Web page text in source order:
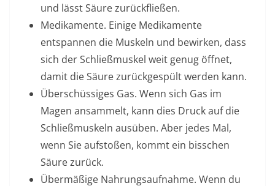
und lässt Säure zurückfließen.
Medikamente. Einige Medikamente
entspannen die Muskeln und bewirken, dass
sich der Schließmuskel weit genug öffnet,
damit die Säure zurückgespült werden kann.
Überschüssiges Gas. Wenn sich Gas im
Magen ansammelt, kann dies Druck auf die
Schließmuskeln ausüben. Aber jedes Mal,
wenn Sie aufstoßen, kommt ein bisschen
Säure zurück.
Übermäßige Nahrungsaufnahme. Wenn du